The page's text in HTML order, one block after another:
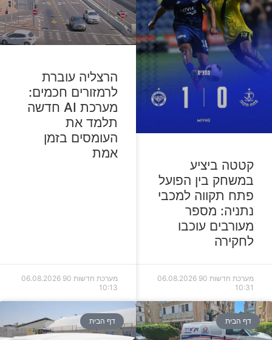
קטטה ביציע
במשחק בין הפועל
פתח תקווה למכבי
נתניה: מספר
מעורבים עוכבו
לחקירה
מערכת חדשות 90
06.08.2026
10:31
הרצליה עוברת
לרמזורים חכמים:
מערכת AI חדשה
תלמד את
העומסים בזמן
אמת
מערכת חדשות 90
06.08.2026
10:13
דף הבית דף הבית